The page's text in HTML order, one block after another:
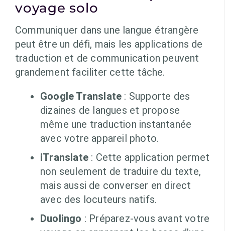
voyage solo
Communiquer dans une langue étrangère
peut être un défi, mais les applications de
traduction et de communication peuvent
grandement faciliter cette tâche.
Google Translate : Supporte des
dizaines de langues et propose
même une traduction instantanée
avec votre appareil photo.
iTranslate : Cette application permet
non seulement de traduire du texte,
mais aussi de converser en direct
avec des locuteurs natifs.
Duolingo : Préparez-vous avant votre